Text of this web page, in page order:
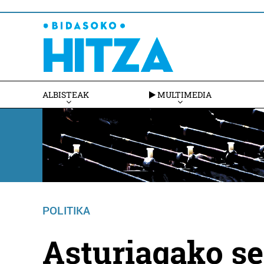
ALBISTEAK MULTIMEDIA
POLITIKA
Asturiagako